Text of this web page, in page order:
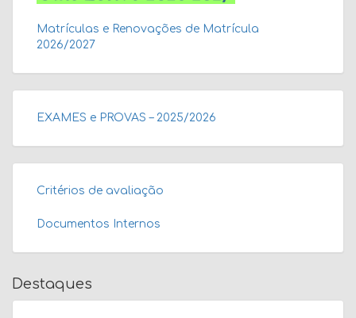
Matrículas e Renovações de Matrícula
2026/2027
EXAMES e PROVAS – 2025/2026
Critérios de avaliação
Documentos Internos
Destaques